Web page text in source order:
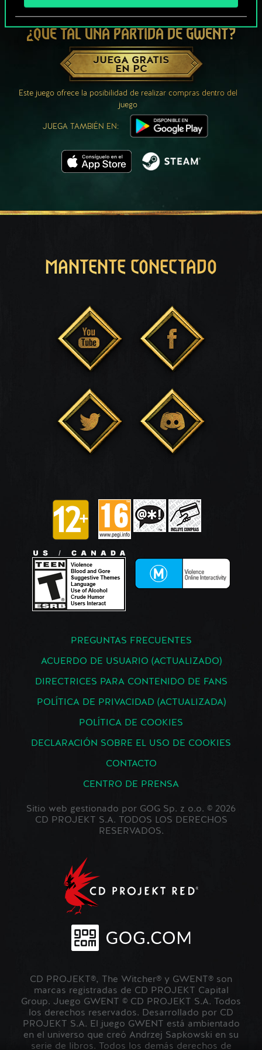
¿QUÉ TAL UNA PARTIDA DE GWENT?
JUEGA GRATIS
EN PC
Este juego ofrece la posibilidad de realizar compras dentro del
juego
JUEGA TAMBIÉN EN:
MANTENTE CONECTADO
PREGUNTAS FRECUENTES
ACUERDO DE USUARIO (ACTUALIZADO)
DIRECTRICES PARA CONTENIDO DE FANS
POLÍTICA DE PRIVACIDAD (ACTUALIZADA)
POLÍTICA DE COOKIES
DECLARACIÓN SOBRE EL USO DE COOKIES
CONTACTO
CENTRO DE PRENSA
Sitio web gestionado por GOG Sp. z o.o. © 2026
CD PROJEKT S.A. TODOS LOS DERECHOS
RESERVADOS.
CD PROJEKT®, The Witcher® y GWENT® son
marcas registradas de CD PROJEKT Capital
Group. Juego GWENT © CD PROJEKT S.A. Todos
los derechos reservados. Desarrollado por CD
PROJEKT S.A. El juego GWENT está ambientado
en el universo que creó Andrzej Sapkowski en su
serie de libros. Todos los demás derechos de